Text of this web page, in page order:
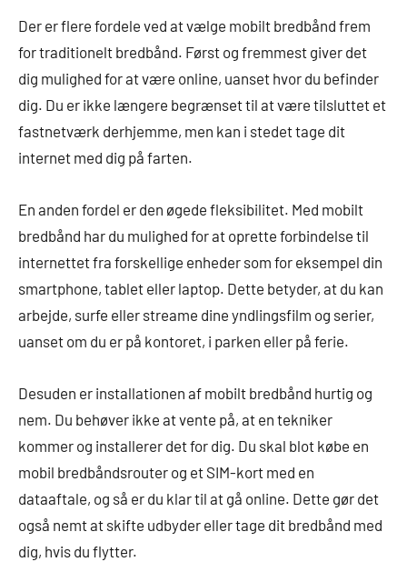
Der er flere fordele ved at vælge mobilt bredbånd frem
for traditionelt bredbånd. Først og fremmest giver det
dig mulighed for at være online, uanset hvor du befinder
dig. Du er ikke længere begrænset til at være tilsluttet et
fastnetværk derhjemme, men kan i stedet tage dit
internet med dig på farten.
En anden fordel er den øgede fleksibilitet. Med mobilt
bredbånd har du mulighed for at oprette forbindelse til
internettet fra forskellige enheder som for eksempel din
smartphone, tablet eller laptop. Dette betyder, at du kan
arbejde, surfe eller streame dine yndlingsfilm og serier,
uanset om du er på kontoret, i parken eller på ferie.
Desuden er installationen af mobilt bredbånd hurtig og
nem. Du behøver ikke at vente på, at en tekniker
kommer og installerer det for dig. Du skal blot købe en
mobil bredbåndsrouter og et SIM-kort med en
dataaftale, og så er du klar til at gå online. Dette gør det
også nemt at skifte udbyder eller tage dit bredbånd med
dig, hvis du flytter.